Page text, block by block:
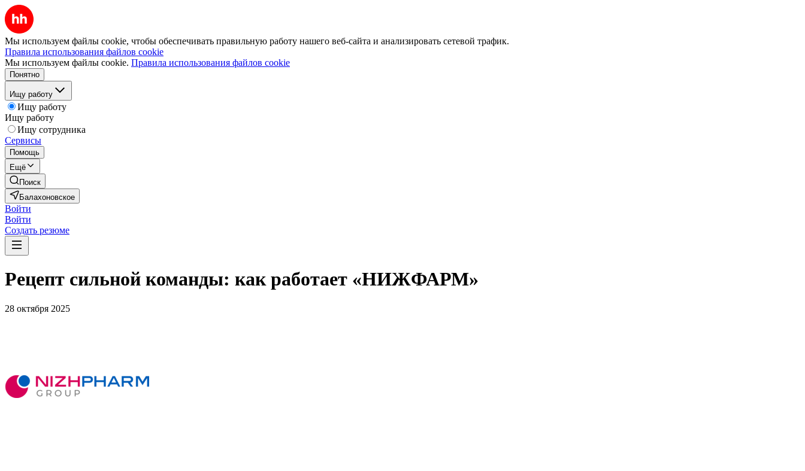
Мы используем файлы cookie, чтобы обеспечивать правильную работу нашего веб-сайта и анализировать сетевой трафик.
Правила использования файлов cookie
Мы используем файлы cookie. Правила использования файлов cookie
Понятно
Ищу работу
Ищу работу
Ищу работу
Ищу сотрудника
Сервисы
Помощь
Ещё
Поиск
Балахоновское
Войти
Войти
Создать резюме
Рецепт сильной команды: как работает «НИЖФАРМ»
28 октября 2025